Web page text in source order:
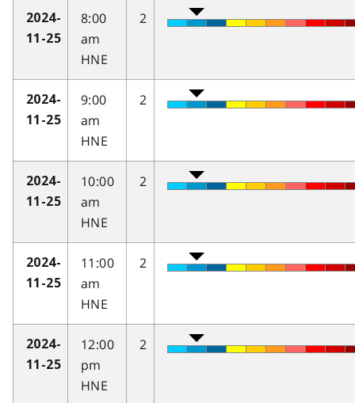
2024-
11-25
8:00
am
HNE
2
2024-
11-25
9:00
am
HNE
2
2024-
11-25
10:00
am
HNE
2
2024-
11-25
11:00
am
HNE
2
2024-
11-25
12:00
pm
HNE
2